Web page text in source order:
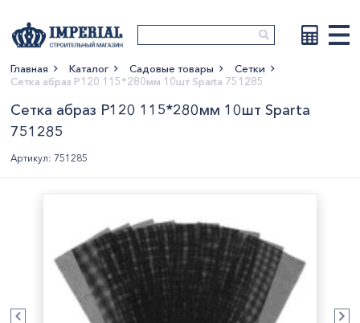
Главная Каталог Садовые товары
Сетки
Сетка абраз Р120 115*280мм 10шт Sparta 751285
Сетка абраз Р120 115*280мм 10шт Sparta
751285
Артикул: 751285